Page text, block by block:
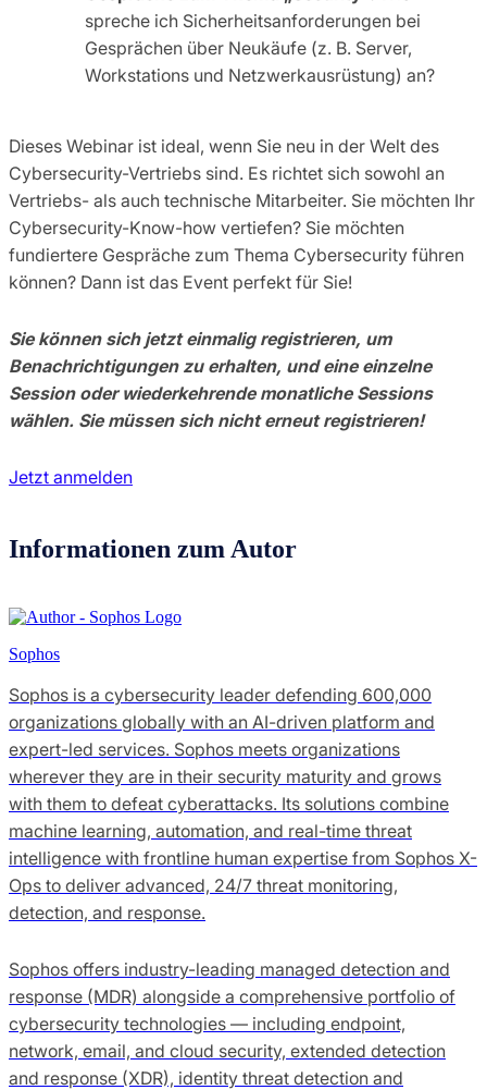
spreche ich Sicherheitsanforderungen bei
Gesprächen über Neukäufe (z. B. Server,
Workstations und Netzwerkausrüstung) an?
Dieses Webinar ist ideal, wenn Sie neu in der Welt des
Cybersecurity-Vertriebs sind. Es richtet sich sowohl an
Vertriebs- als auch technische Mitarbeiter. Sie möchten Ihr
Cybersecurity-Know-how vertiefen? Sie möchten
fundiertere Gespräche zum Thema Cybersecurity führen
können? Dann ist das Event perfekt für Sie!
Sie können sich jetzt einmalig registrieren, um
Benachrichtigungen zu erhalten, und eine einzelne
Session oder wiederkehrende monatliche Sessions
wählen. Sie müssen sich nicht erneut registrieren!
Jetzt anmelden
Informationen zum Autor
Sophos
Sophos is a cybersecurity leader defending 600,000
organizations globally with an AI-driven platform and
expert-led services. Sophos meets organizations
wherever they are in their security maturity and grows
with them to defeat cyberattacks. Its solutions combine
machine learning, automation, and real-time threat
intelligence with frontline human expertise from Sophos X-
Ops to deliver advanced, 24/7 threat monitoring,
detection, and response.
Sophos offers industry-leading managed detection and
response (MDR) alongside a comprehensive portfolio of
cybersecurity technologies — including endpoint,
network, email, and cloud security, extended detection
and response (XDR), identity threat detection and